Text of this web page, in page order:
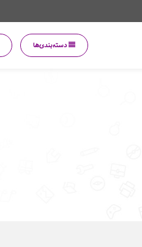
دسته‌بندی‌ها